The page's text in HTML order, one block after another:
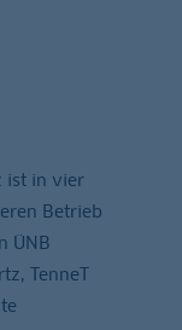
ist in vier
Betrieb
ÜNB
TenneT